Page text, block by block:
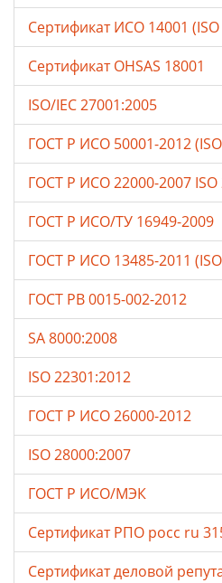
Сертификат ИСО 14001 (ISO
Сертификат OHSAS 18001
ISO/IEC 27001:2005
ГОСТ Р ИСО 50001-2012
ГОСТ Р ИСО 22000-2007 ISO
ГОСТ Р ИСО/ТУ 16949-2009
ГОСТ Р ИСО 13485-2011
ГОСТ РВ 0015-002-2012
SA 8000:2008
ISO 22301:2012
ГОСТ Р ИСО 26000-2012
ISO 28000:2007
ГОСТ Р ИСО/МЭК
Сертификат РПО росс ru
Сертификат деловой